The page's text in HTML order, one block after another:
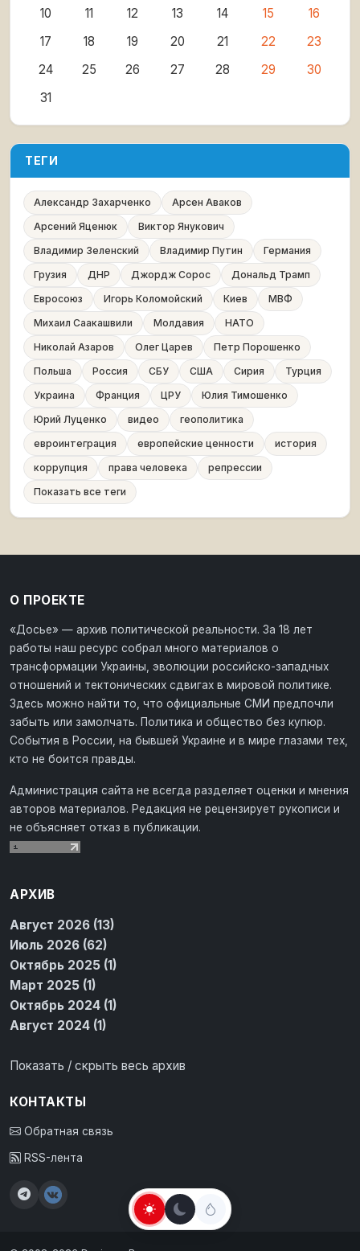
10
11 12 13 14 15
16
17
18 19 20 21 22
23
24
25 26 27 28 29
30
31
ТЕГИ
Александр Захарченко
Арсен Аваков
Арсений Яценюк
Виктор Янукович
Владимир Зеленский
Владимир Путин
Германия
Грузия
ДНР Джордж Сорос
Дональд Трамп
Евросоюз
Игорь Коломойский Киев
МВФ
Михаил Саакашвили
Молдавия
НАТО
Николай Азаров
Олег Царев
Петр Порошенко
Польша
Россия СБУ США Сирия
Турция
Украина
Франция ЦРУ
Юлия Тимошенко
Юрий Луценко
видео
геополитика
евроинтеграция
европейские ценности
история
коррупция
права человека
репрессии
Показать все теги
О ПРОЕКТЕ
«Досье» — архив политической реальности. За 18 лет
работы наш ресурс собрал много материалов о
трансформации Украины, эволюции российско-западных
отношений и тектонических сдвигах в мировой политике.
Здесь можно найти то, что официальные СМИ предпочли
забыть или замолчать. Политика и общество без купюр.
События в России, на бывшей Украине и в мире глазами тех,
кто не боится правды.
Администрация сайта не всегда разделяет оценки и мнения
авторов материалов. Редакция не рецензирует рукописи и
не объясняет отказ в публикации.
АРХИВ
Август 2026 (13)
Июль 2026 (62)
Октябрь 2025 (1)
Март 2025 (1)
Октябрь 2024 (1)
Август 2024 (1)
Показать / скрыть весь архив
КОНТАКТЫ
Обратная связь
RSS-лента